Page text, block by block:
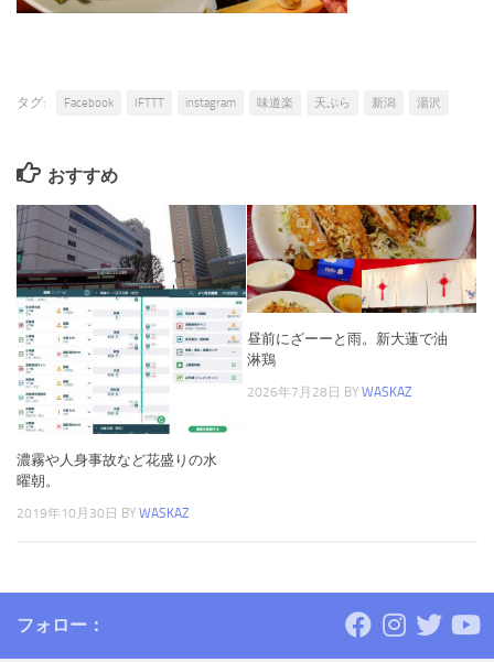
タグ: Facebook IFTTT instagram 味道楽 天ぷら 新潟 湯沢
おすすめ
濃霧や人身事故など花盛りの水
曜朝。
2019年10月30日 BY WASKAZ
昼前にざーーと雨。新大蓮で油
淋鶏
2026年7月28日 BY WASKAZ
フォロー：